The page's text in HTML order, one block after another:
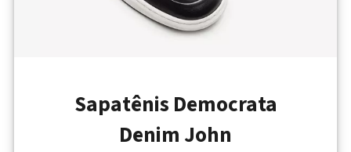
Sapatênis Democrata
Denim John